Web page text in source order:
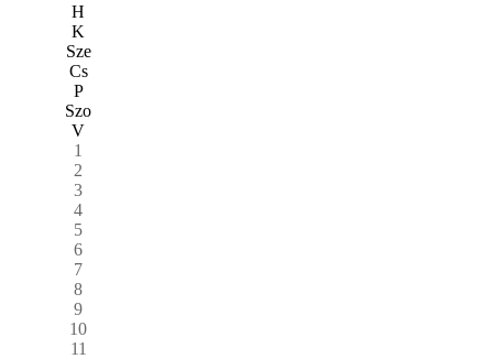
H
K
Sze
Cs
P
Szo
V
1
2
3
4
5
6
7
8
9
10
11